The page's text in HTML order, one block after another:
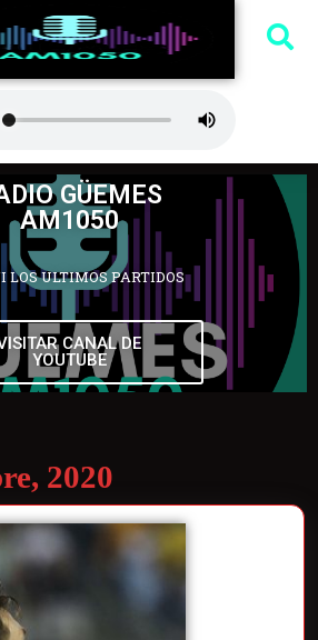
GÜEMES
AM1050
LOS ULTIMOS PARTIDOS
CANAL DE
YOUTUBE
2020